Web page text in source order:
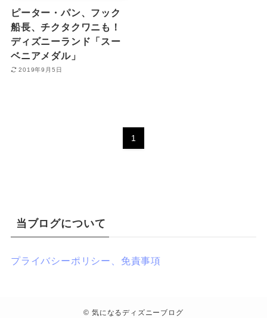
ピーター・パン、フック
船長、チクタクワニも！
ディズニーランド「スー
ベニアメダル」
2019年9月5日
1
当ブログについて
プライバシーポリシー、免責事項
© 気になるディズニーブログ